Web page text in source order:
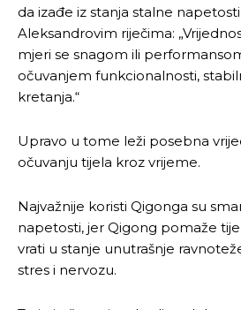
da izađe iz stanja stalne
Aleksandrovim riječima:
mjeri se snagom ili
očuvanjem funkcionalnosti,
kretanja.“
Upravo u tome leži posebna
očuvanju tijela kroz vrijeme.
Najvažnije koristi Qigonga su
napetosti, jer Qigong pomaže
vrati u stanje unutrašnje
stres i nervozu.